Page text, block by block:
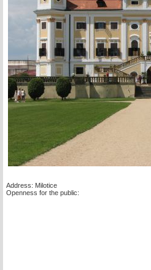
Address: Milotice
Openness for the public: